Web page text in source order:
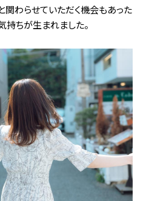
関わらせていただく機会もあった
持ちが生まれました。